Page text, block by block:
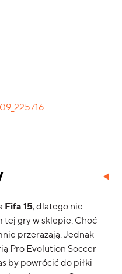
Fifa 15, dlatego nie
tej gry w sklepie. Choć
przerażają. Jednak
Pro Evolution Soccer
by powrócić do piłki